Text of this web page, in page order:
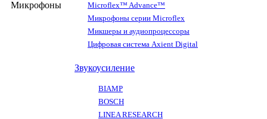
Microflex™ Advance™
Микрофоны серии Microflex
Микшеры и аудиопроцессоры
Цифровая система Axient Digital
Звукоусиление
BIAMP
BOSCH
LINEA RESEARCH